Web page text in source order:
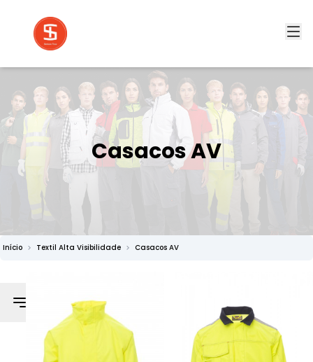
Casacos AV
Início Textil Alta Visibilidade Casacos AV